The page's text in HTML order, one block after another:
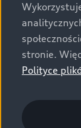
Wszystkie
są
względem
określone w
europejskimi
o.o. podlega
stronie.
Polityce